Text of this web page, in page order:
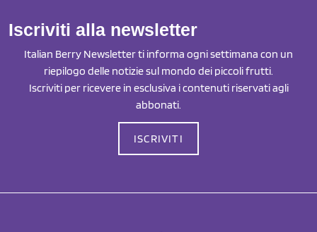
Iscriviti alla newsletter
Italian Berry Newsletter ti informa ogni settimana con un
riepilogo delle notizie sul mondo dei piccoli frutti.
Iscriviti per ricevere in esclusiva i contenuti riservati agli
abbonati.
ISCRIVITI